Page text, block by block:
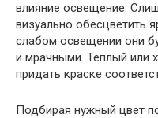
влияние освещение.
визуально обесцветить
слабом освещении они
и мрачными. Теплый или
придать краске
Подбирая нужный цвет